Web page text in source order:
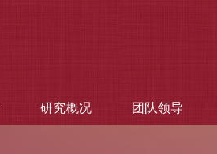
研究概况 团队领导